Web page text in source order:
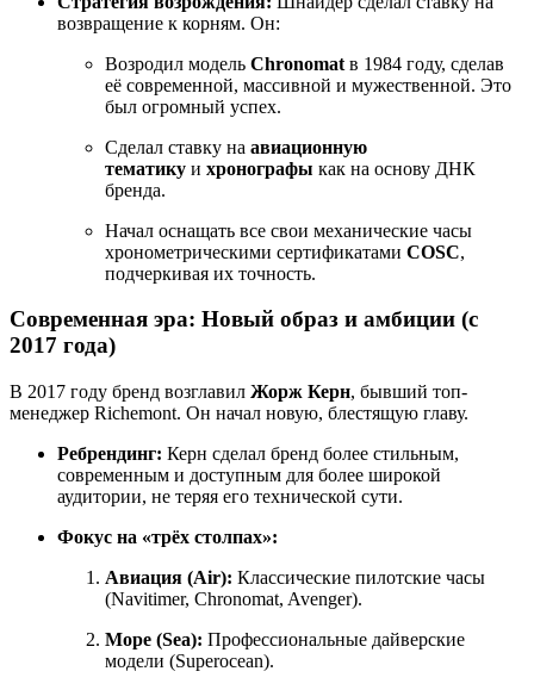
возвращение к корням. Он:
Возродил модель Chronomat в 1984 году, сделав
её современной, массивной и мужественной. Это
был огромный успех.
Сделал ставку на авиационную
тематику и хронографы как на основу ДНК
бренда.
Начал оснащать все свои механические часы
хронометрическими сертификатами COSC,
подчеркивая их точность.
Современная эра: Новый образ и амбиции (с
2017 года)
В 2017 году бренд возглавил Жорж Керн, бывший топ-
менеджер Richemont. Он начал новую, блестящую главу.
Ребрендинг: Керн сделал бренд более стильным,
современным и доступным для более широкой
аудитории, не теряя его технической сути.
Фокус на «трёх столпах»:
Авиация (Air): Классические пилотские часы
(Navitimer, Chronomat, Avenger).
Море (Sea): Профессиональные дайверские
модели (Superocean).